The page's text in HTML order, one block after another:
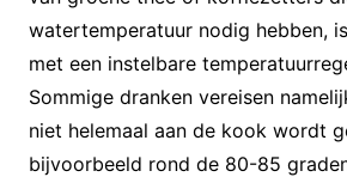
watertemperatuur nodig hebben,
met een instelbare
Sommige dranken vereisen
niet helemaal aan de kook wordt
bijvoorbeeld rond de 80-85